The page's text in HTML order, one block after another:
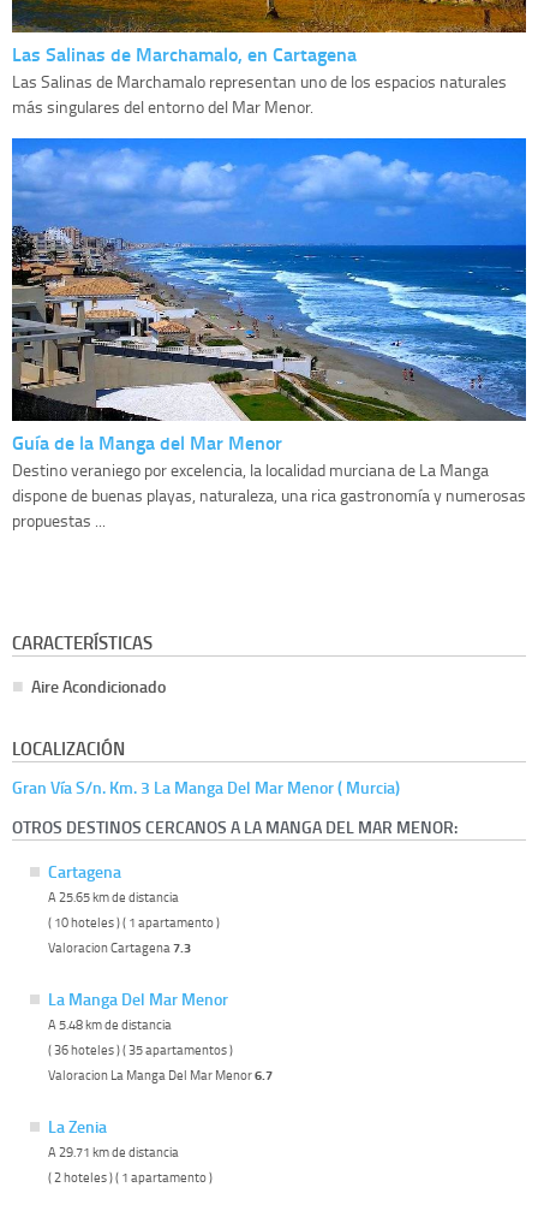
Las Salinas de Marchamalo, en Cartagena
Las Salinas de Marchamalo representan uno de los espacios naturales
más singulares del entorno del Mar Menor.
Guía de la Manga del Mar Menor
Destino veraniego por excelencia, la localidad murciana de La Manga
dispone de buenas playas, naturaleza, una rica gastronomía y numerosas
propuestas ...
CARACTERÍSTICAS
Aire Acondicionado
LOCALIZACIÓN
Gran Vía S/n. Km. 3 La Manga Del Mar Menor ( Murcia)
OTROS DESTINOS CERCANOS A LA MANGA DEL MAR MENOR:
Cartagena
A 25.65 km de distancia
( 10 hoteles ) ( 1 apartamento )
Valoracion Cartagena 7.3
La Manga Del Mar Menor
A 5.48 km de distancia
( 36 hoteles ) ( 35 apartamentos )
Valoracion La Manga Del Mar Menor6.7
La Zenia
A 29.71 km de distancia
( 2 hoteles ) ( 1 apartamento )